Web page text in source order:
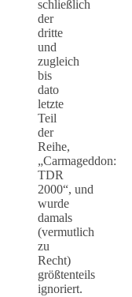
schließlich
der
dritte
und
zugleich
bis
dato
letzte
Teil
der
Reihe,
„Carmageddon:
TDR
2000“, und
wurde
damals
(vermutlich
zu
Recht)
größtenteils
ignoriert.